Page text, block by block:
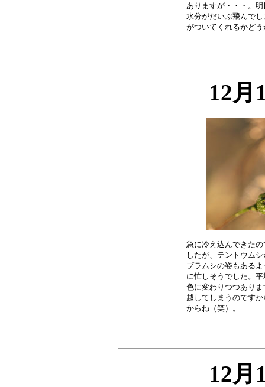
ありますが・・・。
水分がだいぶ飛んで
12月
急に冷え込んできた
したが、テントウム
ブラムシの姿もある
に忙しそうでした。
色に変わりつつあり
越してしまうのです
12月